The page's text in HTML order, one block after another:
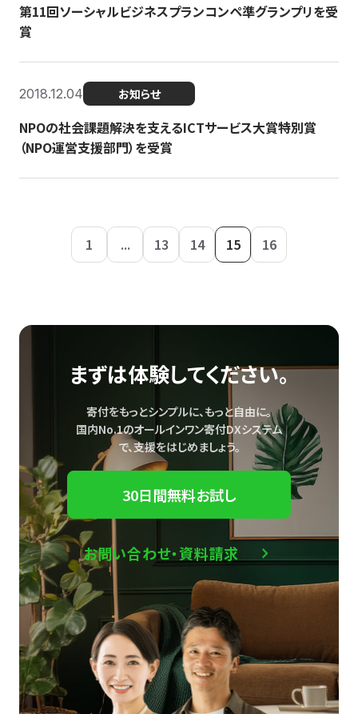
第11回ソーシャルビジネスプランコンペ準グランプリを受
賞
2018.12.04 お知らせ
NPOの社会課題解決を支えるICTサービス大賞特別賞
（NPO運営支援部門）を受賞
1 ... 13 14 15 16
まずは体験してください。
寄付をもっとシンプルに、もっと自由に。
国内No.1のオールインワン寄付DXシステム
で、支援をはじめましょう。
30日間無料お試し
お問い合わせ・資料請求